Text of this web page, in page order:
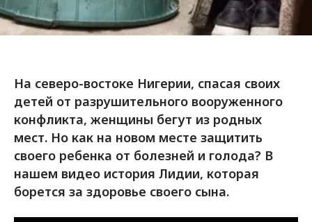
На северо-востоке Нигерии, спасая своих
детей от разрушительного вооруженного
конфликта, женщины бегут из родных
мест. Но как на новом месте защитить
своего ребенка от болезней и голода? В
нашем видео история Лидии, которая
борется за здоровье своего сына.